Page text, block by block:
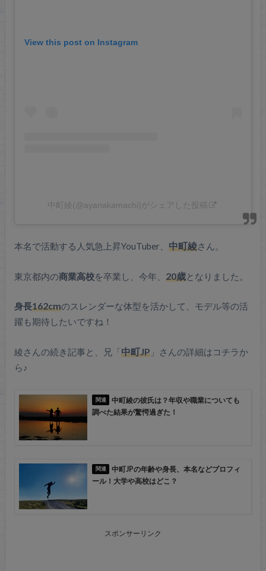
View this post on Instagram
中町綾(@ayanakamachi)がシェアした投稿
本名で活動する人気急上昇YouTuber、 中町綾さん。
東京都内の商業高校を卒業し、今年、 20歳となりました。
身長162cmのスレンダーな体型を活かして、モデル等の活
躍も期待したいですね！
綾さんの続き記事と、兄「中町JP」さんの詳細はコチラか
ら♪
中町綾の彼氏は？年収や職業についても
調べた結果が驚愕過ぎた！
中町JPの年齢や身長、本名などプロフィ
ール！大学や高校はどこ？
スポンサーリンク